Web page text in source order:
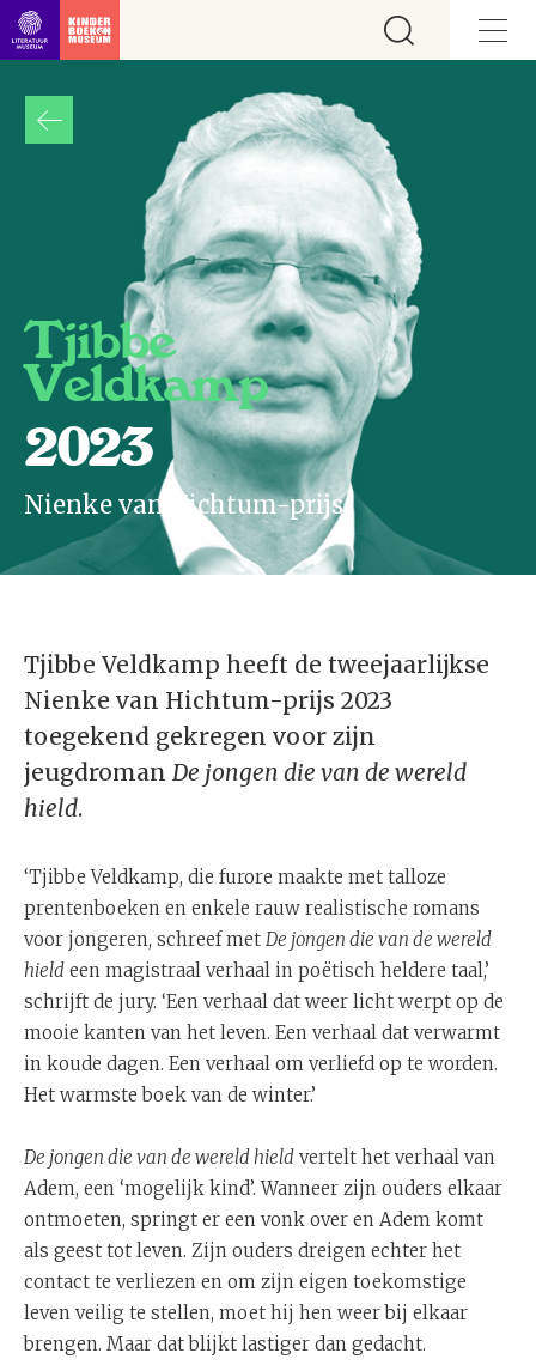
Ga direct naar inhoud
Tjibbe
Veldkamp
2023
Nienke van Hichtum-prijs
Tjibbe Veldkamp heeft de tweejaarlijkse
Nienke van Hichtum-prijs 2023
toegekend gekregen voor zijn
jeugdroman De jongen die van de wereld
hield.
‘Tjibbe Veldkamp, die furore maakte met talloze
prentenboeken en enkele rauw realistische romans
voor jongeren, schreef met De jongen die van de wereld
hield een magistraal verhaal in poëtisch heldere taal,’
schrijft de jury. ‘Een verhaal dat weer licht werpt op de
mooie kanten van het leven. Een verhaal dat verwarmt
in koude dagen. Een verhaal om verliefd op te worden.
Het warmste boek van de winter.’
De jongen die van de wereld hield vertelt het verhaal van
Adem, een ‘mogelijk kind’. Wanneer zijn ouders elkaar
ontmoeten, springt er een vonk over en Adem komt
als geest tot leven. Zijn ouders dreigen echter het
contact te verliezen en om zijn eigen toekomstige
leven veilig te stellen, moet hij hen weer bij elkaar
brengen. Maar dat blijkt lastiger dan gedacht.